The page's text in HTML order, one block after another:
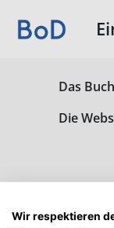
Das
Die
Wir respektieren